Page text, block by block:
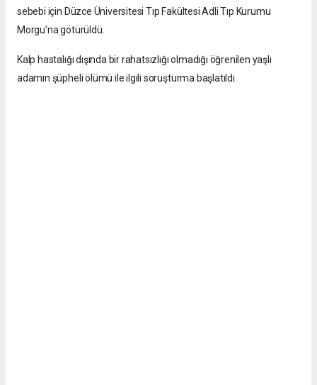
sebebi için Düzce Üniversitesi Tıp Fakültesi Adli Tıp Kurumu
Morgu'na götürüldü.
Kalp hastalığı dışında bir rahatsızlığı olmadığı öğrenilen yaşlı
adamın şüpheli ölümü ile ilgili soruşturma başlatıldı.